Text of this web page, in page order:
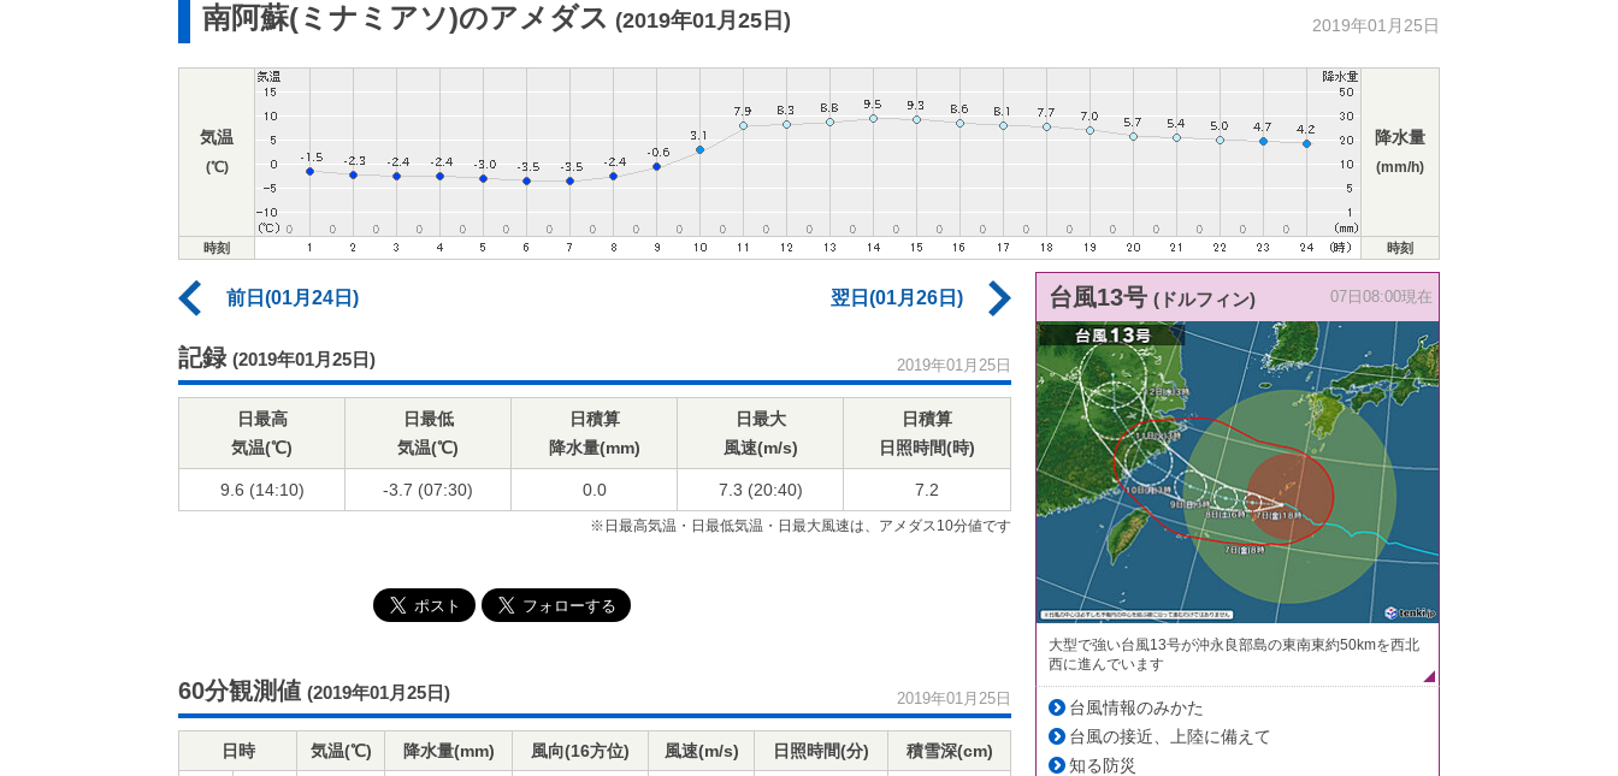
南阿蘇(ミナミアソ)のアメダス (2019年01月25日) 2019年01月25日
気温
(℃)
降水量
(mm/h)
時刻 時刻
前日(01月24日) 翌日(01月26日)
記録 (2019年01月25日) 2019年01月25日
日最高
気温(℃)
日最低
気温(℃)
日積算
降水量(mm)
日最大
風速(m/s)
日積算
日照時間(時)
9.6 (14:10) -3.7 (07:30) 0.0 7.3 (20:40) 7.2
※日最高気温・日最低気温・日最大風速は、アメダス10分値です
60分観測値 (2019年01月25日) 2019年01月25日
日時 気温(℃) 降水量(mm) 風向(16方位) 風速(m/s) 日照時間(分) 積雪深(cm)
台風13号 (ドルフィン) 07日08:00現在
大型で強い台風13号が沖永良部島の東南東約50kmを西北
西に進んでいます
台風情報のみかた
台風の接近、上陸に備えて
知る防災